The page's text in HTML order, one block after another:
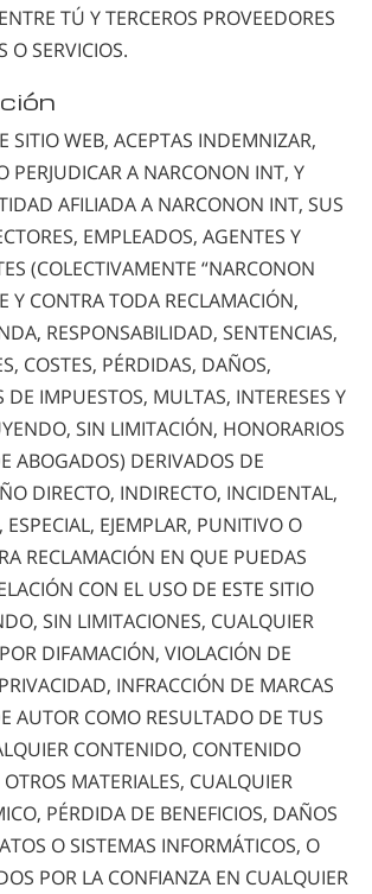
TÚ Y TERCEROS PROVEEDORES
O SERVICIOS.
SITIO WEB, ACEPTAS INDEMNIZAR,
PERJUDICAR A NARCONON INT, Y
AFILIADA A NARCONON INT, SUS
EMPLEADOS, AGENTES Y
(COLECTIVAMENTE “NARCONON
Y CONTRA TODA RECLAMACIÓN,
RESPONSABILIDAD, SENTENCIAS,
COSTES, PÉRDIDAS, DAÑOS,
DE IMPUESTOS, MULTAS, INTERESES Y
SIN LIMITACIÓN, HONORARIOS
ABOGADOS) DERIVADOS DE
DIRECTO, INDIRECTO, INCIDENTAL,
ESPECIAL, EJEMPLAR, PUNITIVO O
RECLAMACIÓN EN QUE PUEDAS
CON EL USO DE ESTE SITIO
SIN LIMITACIONES, CUALQUIER
DIFAMACIÓN, VIOLACIÓN DE
INFRACCIÓN DE MARCAS
AUTOR COMO RESULTADO DE TUS
CONTENIDO, CONTENIDO
MATERIALES, CUALQUIER
PÉRDIDA DE BENEFICIOS, DAÑOS
O SISTEMAS INFORMÁTICOS, O
POR LA CONFIANZA EN CUALQUIER